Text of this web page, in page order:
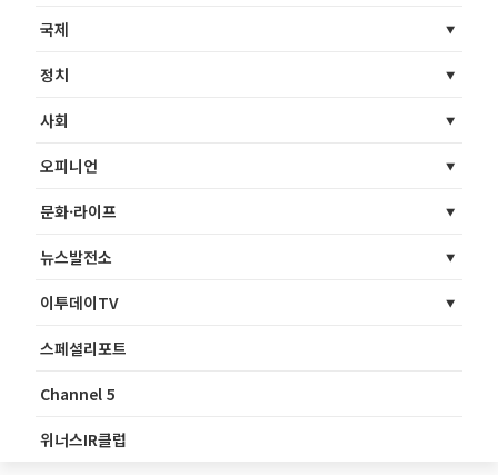
국제
정치
사회
오피니언
문화·라이프
뉴스발전소
이투데이TV
스페셜리포트
Channel 5
위너스IR클럽